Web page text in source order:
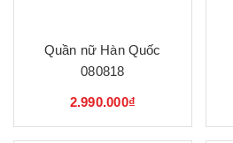
Quần nữ Hàn Quốc
080818
2.990.000₫